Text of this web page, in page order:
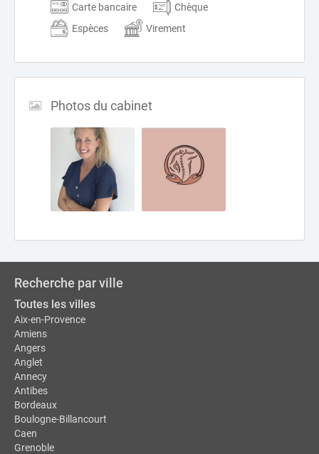
Carte bancaire
Chèque
Espèces
Virement
Photos du cabinet
Recherche par ville
Toutes les villes
Aix-en-Provence
Amiens
Angers
Anglet
Annecy
Antibes
Bordeaux
Boulogne-Billancourt
Caen
Grenoble